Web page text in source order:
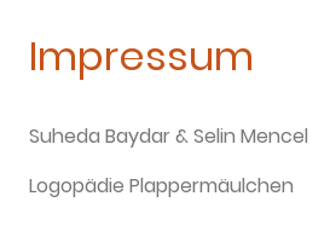
Impressum
Suheda Baydar & Selin Mencel
Logopädie Plappermäulchen